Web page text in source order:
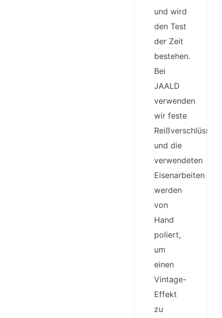
und wird
den Test
der Zeit
bestehen.
Bei
JAALD
verwenden
wir feste
Reißverschlüsse
und die
verwendeten
Eisenarbeiten
werden
von
Hand
poliert,
um
einen
Vintage-
Effekt
zu